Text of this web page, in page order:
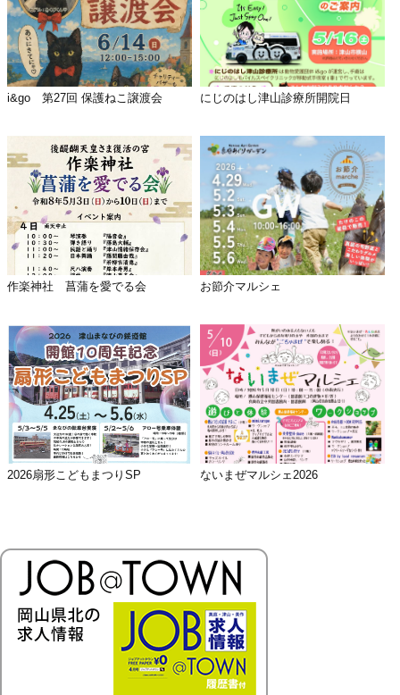
i&go 第27回 保護ねこ譲渡会 にじのはし津山診療所開院日
作楽神社 菖蒲を愛でる会 お節介マルシェ
2026扇形こどもまつりSP ないまぜマルシェ2026